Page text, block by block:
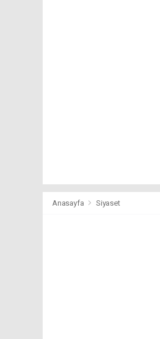
Anasayfa Siyaset